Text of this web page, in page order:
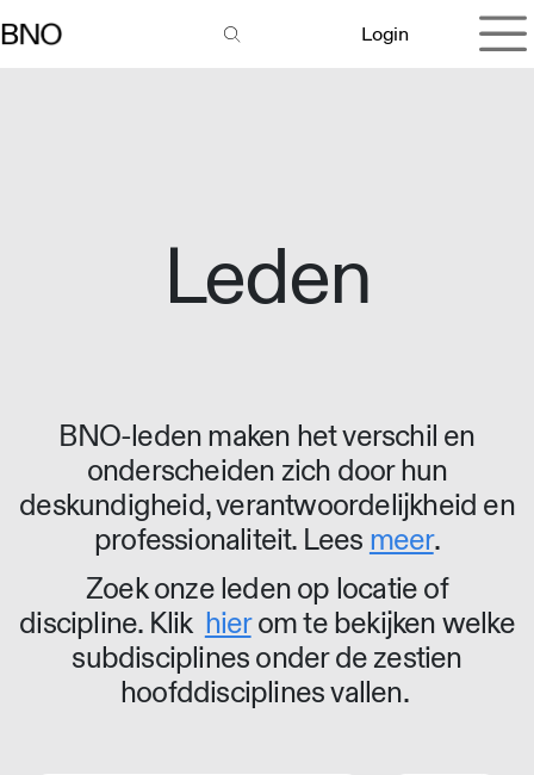
Login
Leden
BNO-leden maken het verschil en
onderscheiden zich door hun
deskundigheid, verantwoordelijkheid en
professionaliteit. Lees meer.
Zoek onze leden op locatie of
discipline. Klik hierom te bekijken welke
subdisciplines onder de zestien
hoofddisciplines vallen.